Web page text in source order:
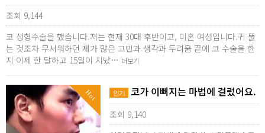
조회 9,144
코 성형수술을 했습니다.저는 현재 30대 후반이고, 미혼 여성입니다.귀 뚫
는 것조차 무서워하던 제가 많은 고민과 생각과 두려움 끝에 코 수술을 한
지 이제 한 달하고 15일이 지났… 더보기
Hot 인기 코가 이뻐지는 마법에 걸렸어요.
조회 9,140